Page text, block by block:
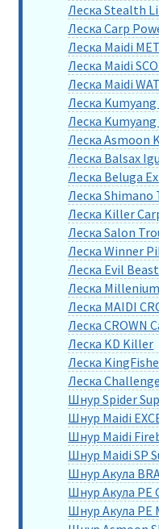
Леска Stealth
Леска Carp
Леска Maidi
Леска Maidi
Леска Maidi
Леска
Леска
Леска Asmoon
Леска Balsax
Леска Beluga
Леска Shimano
Леска Killer
Леска Salon
Леска Winner
Леска Evil
Леска
Леска MAIDI
Леска CROWN
Леска KD Killer
Леска
Леска
Шнур Spider
Шнур Maidi
Шнур Maidi
Шнур Maidi SP
Шнур Акула
Шнур Акула PE
Шнур Акула